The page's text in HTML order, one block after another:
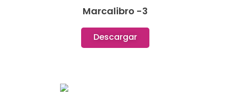
Marcalibro -3
Descargar